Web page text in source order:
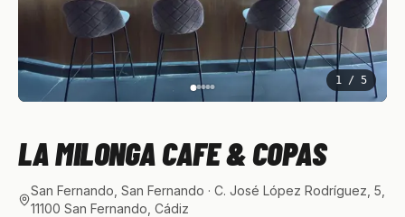
1 / 5
LA MILONGA CAFE & COPAS
San Fernando, San Fernando · C. José López Rodríguez, 5,
11100 San Fernando, Cádiz